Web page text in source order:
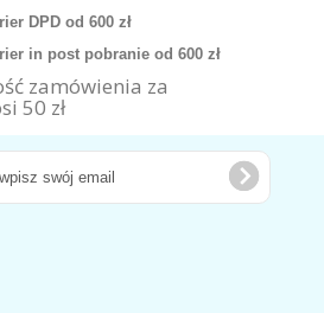
DPD od 600 zł
in post pobranie od 600 zł
zamówienia za
50 zł